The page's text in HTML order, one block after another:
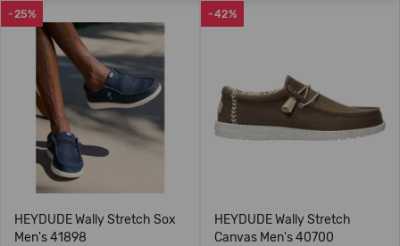
-25%
HEYDUDE Wally Stretch Sox
Men's 41898
-42%
HEYDUDE Wally Stretch
Canvas Men's 40700